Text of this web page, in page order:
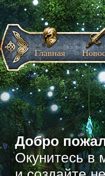
Добро
Окунитесь в
Главная